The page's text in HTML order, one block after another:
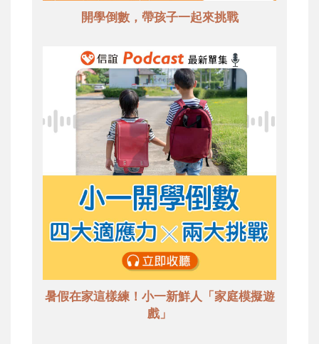
開學倒數，帶孩子一起來挑戰
暑假在家這樣練！小一新鮮人「家庭模擬遊
戲」